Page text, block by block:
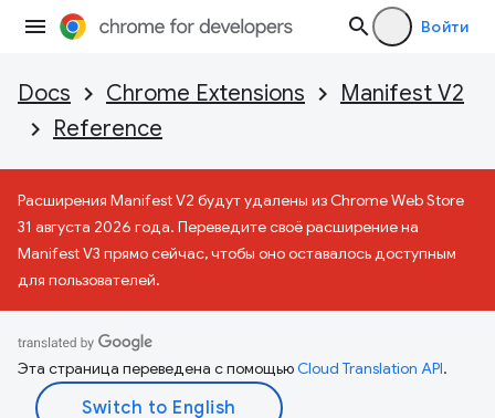
Войти
Docs Chrome Extensions
Manifest V2
Reference
Расширения Manifest V2 будут удалены из Chrome Web Store
31 августа 2026 года. Переведите своё расширение на
Manifest V3 прямо сейчас, чтобы оно оставалось доступным
для пользователей.
Эта страница переведена с помощьюCloud Translation API.